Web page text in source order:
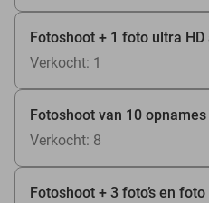
Fotoshoot + 1 foto ultra
Verkocht: 1
Fotoshoot van 10
Verkocht: 8
Fotoshoot + 3 foto’s en